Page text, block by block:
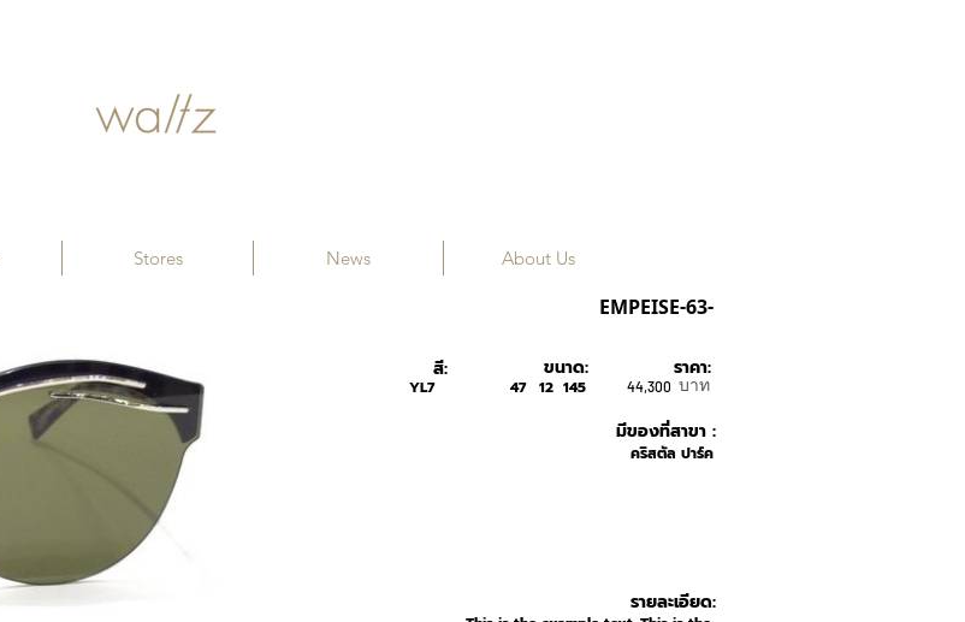
CHRISTIAN DIOR
EMPEISE-63-
สี:
YL7
คริสตัล ปาร์ค
มีของที่สาขา :
ขนาด:
47 12 145 บาท
44,300
ราคา:
รายละเอียด:
Stores News About Us